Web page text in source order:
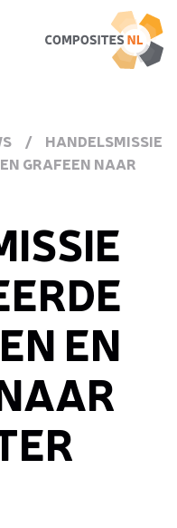
/
HANDELSMISSIE
GRAFEEN NAAR
EN